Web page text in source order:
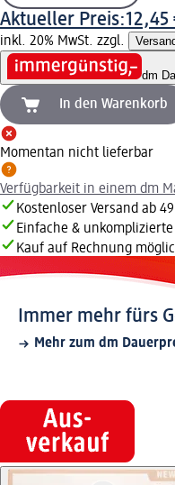
Aktueller Preis:12,45
inkl. 20% MwSt. zzgl.
dm
In den Warenkorb
Momentan nicht lieferbar
Verfügbarkeit in einem dm
Kostenloser Versand ab
Einfache & unkomplizierte
Kauf auf Rechnung
Immer mehr fürs
Mehr zum dm